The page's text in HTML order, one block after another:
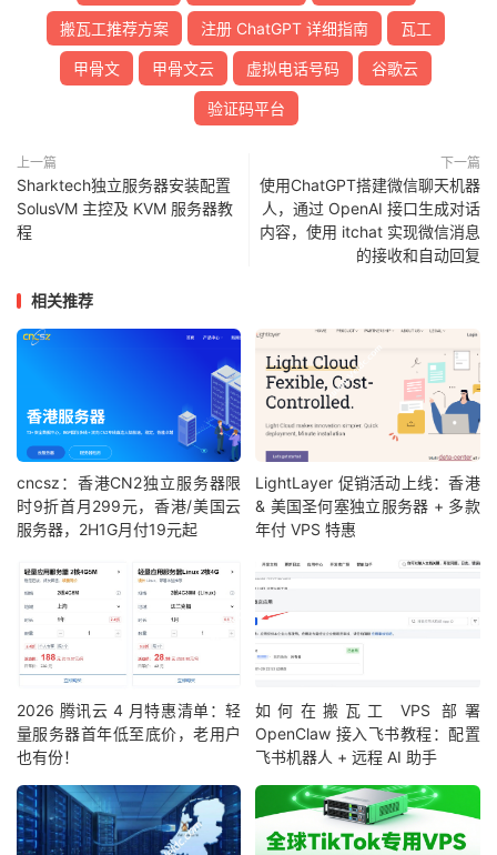
搬瓦工推荐方案 注册 ChatGPT 详细指南 瓦工
甲骨文 甲骨文云 虚拟电话号码 谷歌云
验证码平台
上一篇
Sharktech独立服务器安装配置
SolusVM 主控及 KVM 服务器教
程
下一篇
使用ChatGPT搭建微信聊天机器
人，通过 OpenAI 接口生成对话
内容，使用 itchat 实现微信消息
的接收和自动回复
相关推荐
cncsz：香港CN2独立服务器限
时9折首月299元，香港/美国云
服务器，2H1G月付19元起
LightLayer 促销活动上线：香港
& 美国圣何塞独立服务器 + 多款
年付 VPS 特惠
2026 腾讯云 4 月特惠清单：轻
量服务器首年低至底价，老用户
也有份！
如何在搬瓦工 VPS 部署
OpenClaw 接入飞书教程：配置
飞书机器人 + 远程 AI 助手